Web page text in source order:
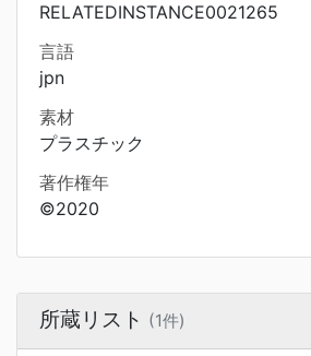
RELATEDINSTANCE0021265
言語
jpn
素材
プラスチック
著作権年
©2020
所蔵リスト (1件)